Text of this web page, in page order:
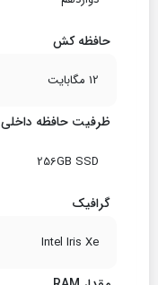
حافظه کش
12 مگابایت
ظرفیت حافظه داخلی
256GB SSD
گرافیک
Intel Iris Xe